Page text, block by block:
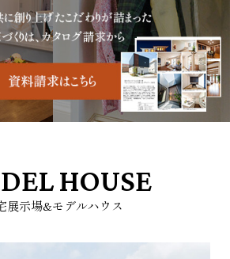
HOUSE
展示場&モデルハウス